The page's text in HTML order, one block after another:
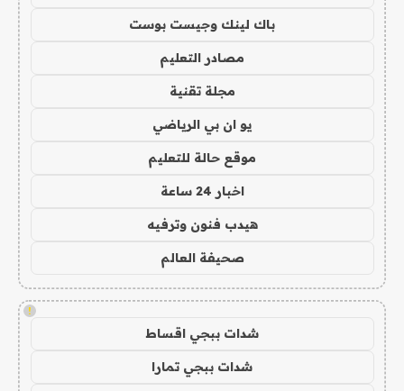
باك لينك وجيست بوست
مصادر التعليم
مجلة تقنية
يو ان بي الرياضي
موقع حالة للتعليم
اخبار 24 ساعة
هيدب فنون وترفيه
صحيفة العالم
!
شدات ببجي اقساط
شدات ببجي تمارا